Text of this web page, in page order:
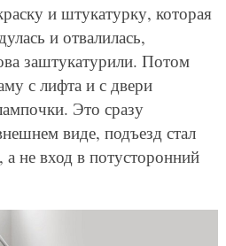
и штукатурку, которая
и отвалилась,
заштукатурили. Потом
с лифта и с двери
Это сразу
виде, подъезд стал
а не вход в потусторонний